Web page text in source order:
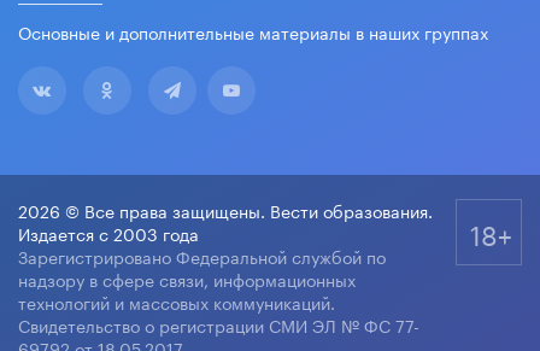
Основные и дополнительные материалы в наших группах
2026 © Все права защищены. Вести образования.
Издается с 2003 года
Зарегистрировано Федеральной службой по
надзору в сфере связи, информационных
технологий и массовых коммуникаций.
Свидетельство о регистрации СМИ ЭЛ № ФС 77-
18+